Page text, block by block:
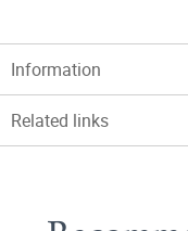
Information
Related links